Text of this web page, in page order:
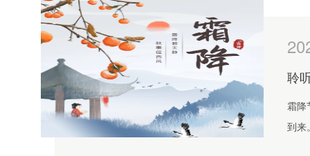
聆
霜降
到来